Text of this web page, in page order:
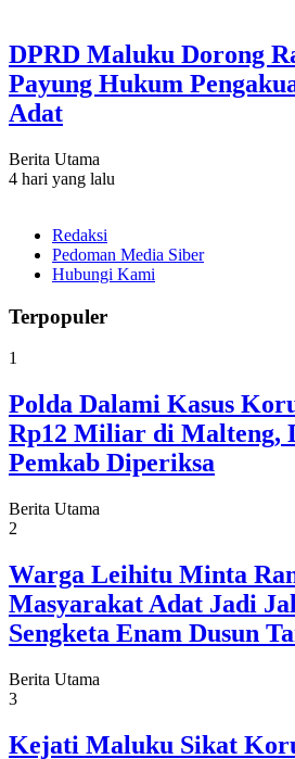
DPRD Maluku Dorong
Payung Hukum
Adat
Berita Utama
4 hari yang lalu
Redaksi
Pedoman Media Siber
Hubungi Kami
Terpopuler
1
Polda Dalami Kasus
Rp12 Miliar di Malteng,
Pemkab Diperiksa
Berita Utama
2
Warga Leihitu Minta
Masyarakat Adat Jadi
Sengketa Enam Dusun
Berita Utama
3
Kejati Maluku Sikat